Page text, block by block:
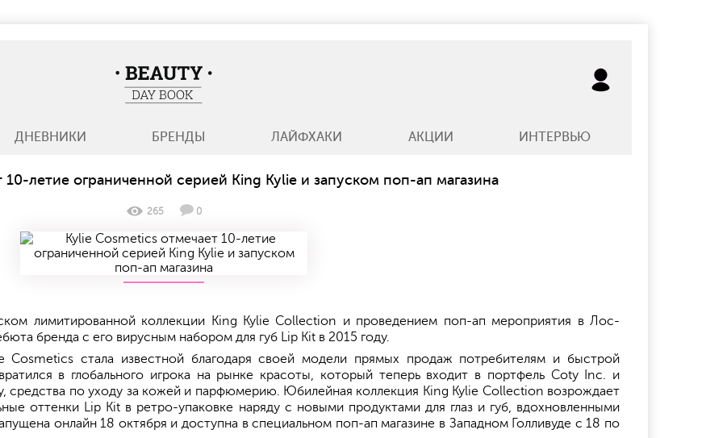
ДНЕВНИКИ БРЕНДЫ ЛАЙФХАКИ АКЦИИ ИНТЕРВЬЮ
BeautyDayBook
10-летие ограниченной серией King Kylie и запуском поп-ап магазина
265 0
лимитированной коллекции King Kylie Collection и проведением поп-ап мероприятия в Лос-
бренда с его вирусным набором для губ Lip Kit в 2015 году.
стала известной благодаря своей модели прямых продаж потребителям и быстрой
в глобального игрока на рынке красоты, который теперь входит в портфель Coty Inc. и
средства по уходу за кожей и парфюмерию. Юбилейная коллекция King Kylie Collection возрождает
оттенки Lip Kit в ретро-упаковке наряду с новыми продуктами для глаз и губ, вдохновленными
онлайн 18 октября и доступна в специальном поп-ап магазине в Западном Голливуде с 18 по